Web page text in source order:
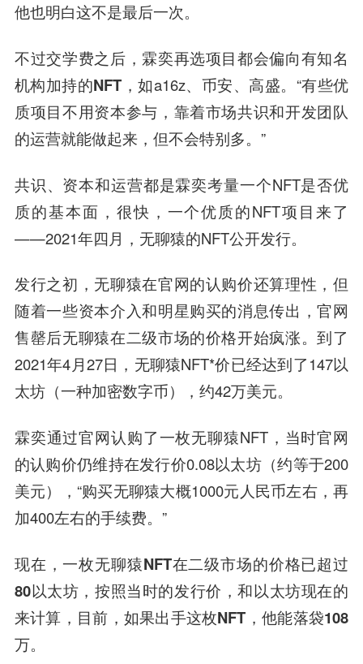
他也明白这不是最后一次。
不过交学费之后，霖奕再选项目都会偏向有知名
机构加持的NFT ，如a16z、币安、高盛。“有些优
质项目不用资本参与，靠着市场共识和开发团队
的运营就能做起来，但不会特别多。”
共识、资本和运营都是霖奕考量一个NFT是否优
质的基本面，很快，一个优质的NFT项目来了
——2021年四月，无聊猿的NFT公开发行。
发行之初，无聊猿在官网的认购价还算理性，但
随着一些资本介入和明星购买的消息传出，官网
售罄后无聊猿在二级市场的价格开始疯涨。到了
2021年4月27日，无聊猿NFT*价已经达到了147以
太坊（一种加密数字币），约42万美元。
霖奕通过官网认购了一枚无聊猿NFT，当时官网
的认购价仍维持在发行价0.08以太坊（约等于200
美元），“购买无聊猿大概1000元人民币左右，再
加400左右的手续费。”
现在，一枚无聊猿NFT在二级市场的价格已超过
80以太坊，按照当时的发行价，和以太坊现在的
来计算，目前，如果出手这枚NFT，他能落袋108
万。